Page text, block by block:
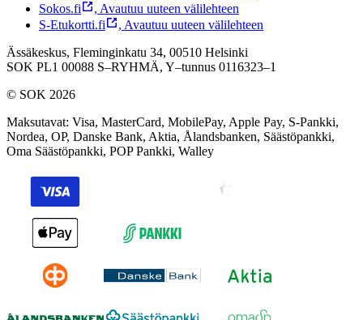
Sokos.fi
, Avautuu uuteen välilehteen
S-Etukortti.fi
, Avautuu uuteen välilehteen
Ässäkeskus, Fleminginkatu 34, 00510 Helsinki
SOK PL1 00088 S–RYHMÄ, Y–tunnus 0116323–1
© SOK 2026
Maksutavat: Visa, MasterCard, MobilePay, Apple Pay, S-Pankki,
Nordea, OP, Danske Bank, Aktia, Ålandsbanken, Säästöpankki,
Oma Säästöpankki, POP Pankki, Walley